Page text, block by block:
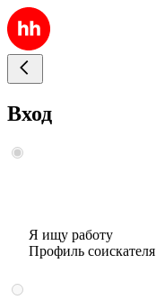
Вход
Я ищу работу
Профиль соискателя